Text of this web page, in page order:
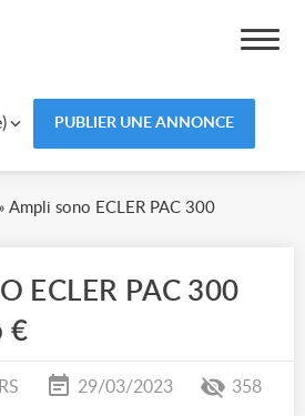
PUBLIER UNE ANNONCE
» Ampli sono ECLER PAC 300
ECLER PAC 300
€
29/03/2023 358